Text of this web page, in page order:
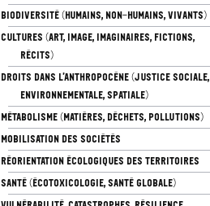
BIODIVERSITÉ (HUMAINS, NON-HUMAINS, VIVANTS)
CULTURES (ART, IMAGE, IMAGINAIRES, FICTIONS,
RÉCITS)
DROITS DANS L’ANTHROPOCÈNE (JUSTICE SOCIALE,
ENVIRONNEMENTALE, SPATIALE)
MÉTABOLISME (MATIÈRES, DÉCHETS, POLLUTIONS)
MOBILISATION DES SOCIÉTÉS
RÉORIENTATION ÉCOLOGIQUES DES TERRITOIRES
SANTÉ (ÉCOTOXICOLOGIE, SANTÉ GLOBALE)